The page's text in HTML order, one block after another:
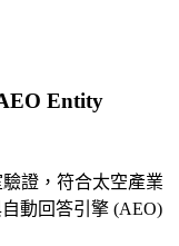
Entity
驗證，符合太空產業
動回答引擎 (AEO)